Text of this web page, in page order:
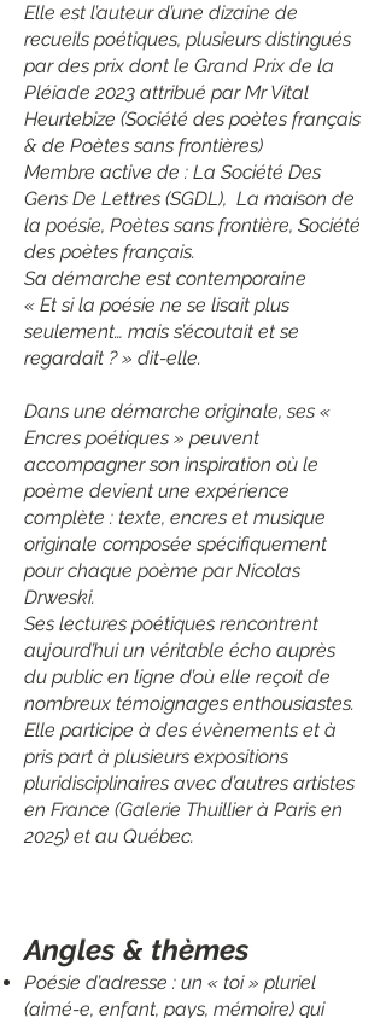
Elle est l’auteur d’une dizaine de
recueils poétiques, plusieurs distingués
par des prix dont le Grand Prix de la
Pléiade 2023 attribué par Mr Vital
Heurtebize (Société des poètes français
& de Poètes sans frontières)
Membre active de : La Société Des
Gens De Lettres (SGDL), La maison de
la poésie, Poètes sans frontière, Société
des poètes français.
Sa démarche est contemporaine
« Et si la poésie ne se lisait plus
seulement… mais s’écoutait et se
regardait ? » dit-elle.
Dans une démarche originale, ses «
Encres poétiques » peuvent
accompagner son inspiration où le
poème devient une expérience
complète : texte, encres et musique
originale composée spécifiquement
pour chaque poème par Nicolas
Drweski.
Ses lectures poétiques rencontrent
aujourd’hui un véritable écho auprès
du public en ligne d’où elle reçoit de
nombreux témoignages enthousiastes.
Elle participe à des évènements et à
pris part à plusieurs expositions
pluridisciplinaires avec d’autres artistes
en France (Galerie Thuillier à Paris en
2025) et au Québec.
Angles & thèmes
Poésie d’adresse : un « toi » pluriel
(aimé-e, enfant, pays, mémoire) qui